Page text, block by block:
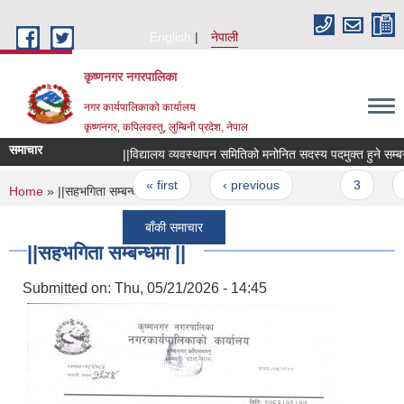
English
नेपाली
कृष्णनगर नगरपालिका
नगर कार्यपालिकाको कार्यालय
कृष्णनगर, कपिलवस्तु, लुम्बिनी प्रदेश, नेपाल
समाचार ||विद्यालय व्यवस्थापन समितिको मनोनित सदस्य पदमुक्त हुने
Pages
« first ‹ previous
बाँकी समाचार
You are here
Home » ||सहभगिता सम्बन्धमा ||
||सहभगिता सम्बन्धमा ||
Submitted on: Thu, 05/21/2026 - 14:45